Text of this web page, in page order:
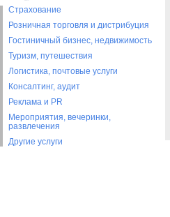
Страхование
Розничная торговля и дистрибуция
Гостиничный бизнес, недвижимость
Туризм, путешествия
Логистика, почтовые услуги
Консалтинг, аудит
Реклама и PR
Мероприятия, вечеринки,
развлечения
Другие услуги